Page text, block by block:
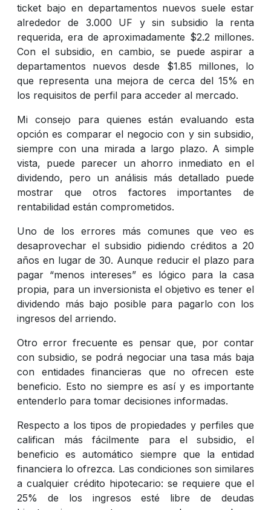
ticket bajo en departamentos nuevos suele estar
alrededor de 3.000 UF y sin subsidio la renta
requerida, era de aproximadamente $2.2 millones.
Con el subsidio, en cambio, se puede aspirar a
departamentos nuevos desde $1.85 millones, lo
que representa una mejora de cerca del 15% en
los requisitos de perfil para acceder al mercado.
Mi consejo para quienes están evaluando esta
opción es comparar el negocio con y sin subsidio,
siempre con una mirada a largo plazo. A simple
vista, puede parecer un ahorro inmediato en el
dividendo, pero un análisis más detallado puede
mostrar que otros factores importantes de
rentabilidad están comprometidos.
Uno de los errores más comunes que veo es
desaprovechar el subsidio pidiendo créditos a 20
años en lugar de 30. Aunque reducir el plazo para
pagar “menos intereses” es lógico para la casa
propia, para un inversionista el objetivo es tener el
dividendo más bajo posible para pagarlo con los
ingresos del arriendo.
Otro error frecuente es pensar que, por contar
con subsidio, se podrá negociar una tasa más baja
con entidades financieras que no ofrecen este
beneficio. Esto no siempre es así y es importante
entenderlo para tomar decisiones informadas.
Respecto a los tipos de propiedades y perfiles que
califican más fácilmente para el subsidio, el
beneficio es automático siempre que la entidad
financiera lo ofrezca. Las condiciones son similares
a cualquier crédito hipotecario: se requiere que el
25% de los ingresos esté libre de deudas